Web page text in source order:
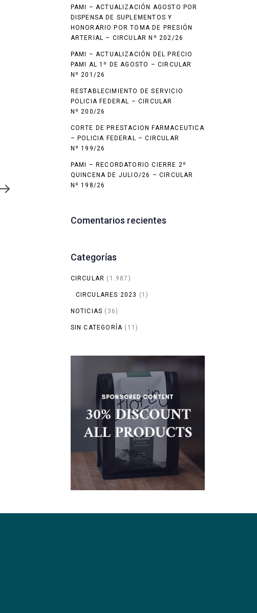
PAMI – ACTUALIZACIÓN AGOSTO POR
DISPENSA DE SUPLEMENTOS Y
HONORARIO POR TOMA DE PRESIÓN
ARTERIAL – CIRCULAR Nº 202/26
PAMI – ACTUALIZACIÓN DEL PRECIO
PAMI AL 1º DE AGOSTO – CIRCULAR
Nº 201/26
RESTABLECIMIENTO DE SERVICIO
POLICIA FEDERAL – CIRCULAR
Nº 200/26
CORTE DE PRESTACION FARMACEUTICA
– POLICIA FEDERAL – CIRCULAR
Nº 199/26
PAMI – RECORDATORIO CIERRE 2º
QUINCENA DE JULIO/26 – CIRCULAR
Nº 198/26
Comentarios recientes
Categorías
CIRCULAR (1.987)
CIRCULARES 2023 (1)
NOTICIAS (36)
SIN CATEGORÍA (11)